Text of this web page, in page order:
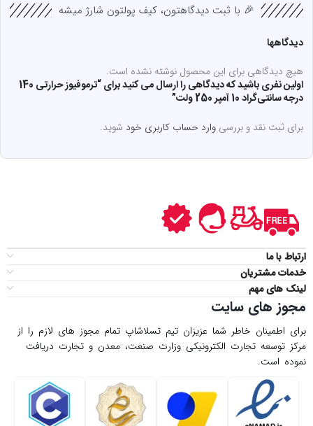
🎉 با ثبت دیدگاهتون، کیف پولتون شارژ میشه
دیدگاهها
هیچ دیدگاهی برای این محصول نوشته نشده است.
اولین نفری باشید که دیدگاهی را ارسال می کنید برای “ترموفیوز حرارتی 140
درجه سانتی‌گراد 10 آمپر 250 ولت”
برای ثبت نقد و بررسیوارد حساب کاربری خود شوید.
ارتباط با ما
خدمات مشتریان
لینک های مهم
مجوز های سایت
برای اطمینان خاطر شما عزیزان تیم تسلاشاپ تمام مجوز های لازم را از
مركز توسعه تجارت الكترونیكی وزارت صنعت، معدن و تجارت دریافت
نموده است.